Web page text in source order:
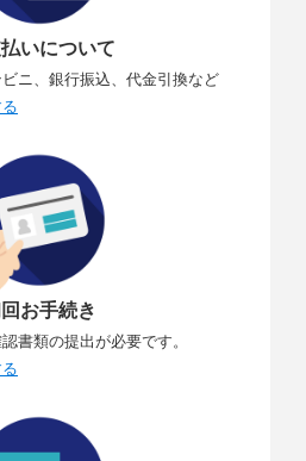
いについて
ニ、銀行振込、代金引換など
お手続き
書類の提出が必要です。